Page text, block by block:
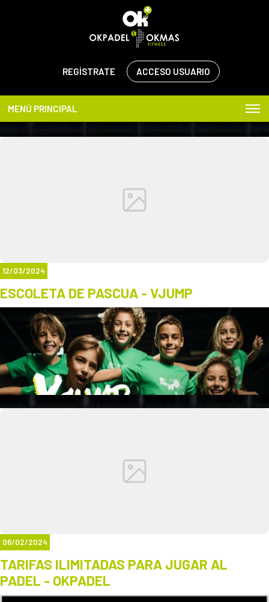
REGÍSTRATE ACCESO USUARIO
MENÚ PRINCIPAL
12/03/2024
ESCOLETA DE PASCUA - VJUMP
06/02/2024
TARIFAS ILIMITADAS PARA JUGAR AL
PADEL - OKPADEL